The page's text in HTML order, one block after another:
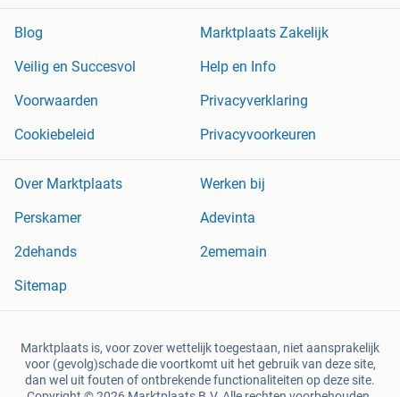
Blog
Marktplaats Zakelijk
Veilig en Succesvol
Help en Info
Voorwaarden
Privacyverklaring
Cookiebeleid
Privacyvoorkeuren
Over Marktplaats
Werken bij
Perskamer
Adevinta
2dehands
2ememain
Sitemap
Marktplaats is, voor zover wettelijk toegestaan, niet aansprakelijk
voor (gevolg)schade die voortkomt uit het gebruik van deze site,
dan wel uit fouten of ontbrekende functionaliteiten op deze site.